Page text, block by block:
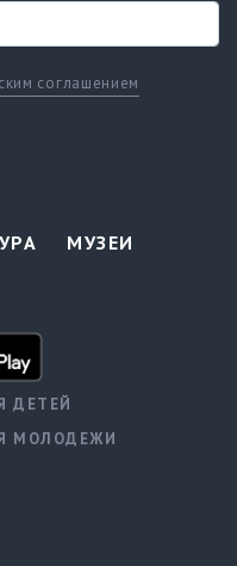
соглашением
МУЗЕИ
ДЕТЕЙ
МОЛОДЕЖИ